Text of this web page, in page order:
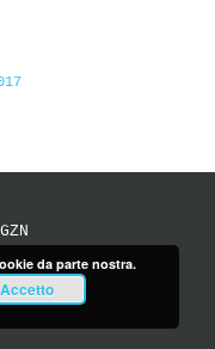
da parte nostra.
Accetto